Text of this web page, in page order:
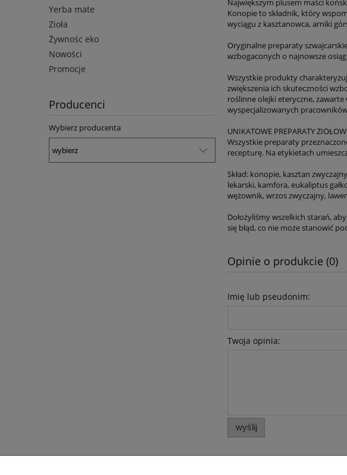
Yerba mate
Zioła
Żywnośc eko
Nowości
Promocje
Producenci
Wybierz producenta
Największym plusem maści
Konopie to składnik, który
wyciągu z kasztanowca, arniki
Oryginalne preparaty
wzbogaconych o najnowsze
Wszystkie produkty
zwiększenia ich skuteczności
roślinne olejki eteryczne,
wyspecjalizowanych
UNIKATOWE PREPARATY
Wszystkie preparaty
recepturę. Na etykietach
Skład: konopie, kasztan
lekarski, kamfora, eukaliptus
wężownik, wrzos zwyczajny,
Dołożyliśmy wszelkich starań,
się błąd, co nie może stanowić
Opinie o produkcie (0)
Imię lub pseudonim:
Twoja opinia:
wyślij